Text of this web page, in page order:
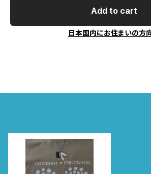
Add to cart
日本国内にお住まいの方